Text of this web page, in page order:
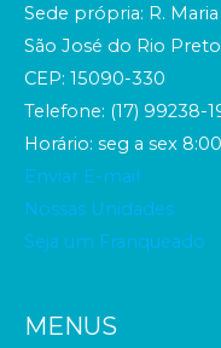
Sede própria: R.
São José do Rio
CEP: 15090-330
Telefone: (17) 99238-
Horário: seg a sex
Enviar E-mail
Nossas Unidades
Seja um Franqueado
MENUS